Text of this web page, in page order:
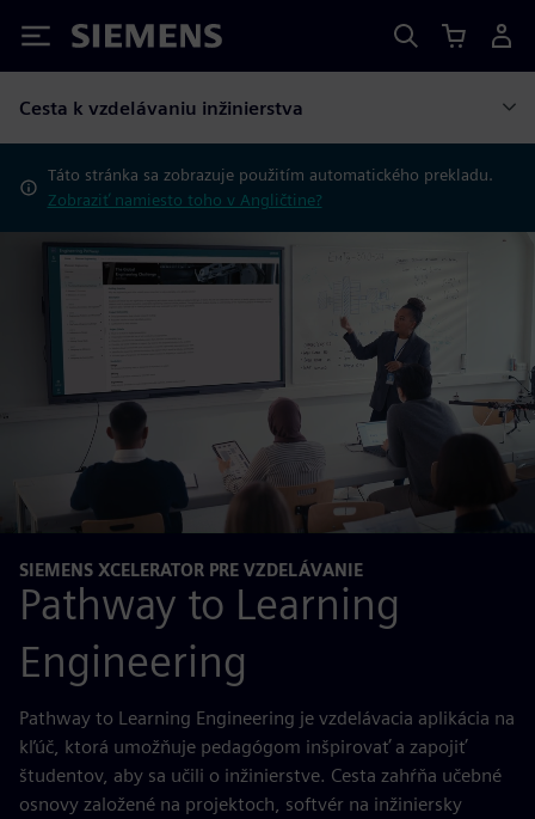
Siemens
Cesta k vzdelávaniu inžinierstva
Táto stránka sa zobrazuje použitím automatického prekladu.
Zobraziť namiesto toho v Angličtine?
SIEMENS XCELERATOR PRE VZDELÁVANIE
Pathway to Learning
Engineering
Pathway to Learning Engineering je vzdelávacia aplikácia na
kľúč, ktorá umožňuje pedagógom inšpirovať a zapojiť
študentov, aby sa učili o inžinierstve. Cesta zahŕňa učebné
osnovy založené na projektoch, softvér na inžiniersky